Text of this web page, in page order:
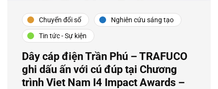
Chuyển đổi số Nghiên cứu sáng tạo
Tin tức - Sự kiện
Dây cáp điện Trần Phú – TRAFUCO
ghi dấu ấn với cú đúp tại Chương
trình Viet Nam I4 Impact Awards –